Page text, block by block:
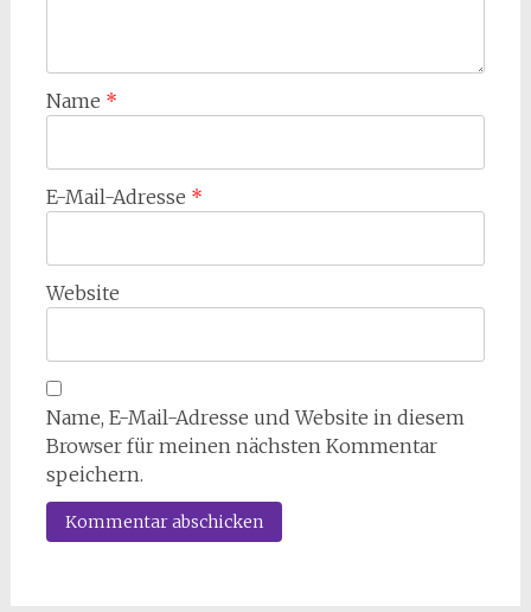
Name *
E-Mail-Adresse *
Website
Name, E-Mail-Adresse und Website in diesem
Browser für meinen nächsten Kommentar
speichern.